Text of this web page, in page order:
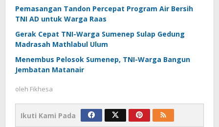
Pemasangan Tandon Percepat Program Air Bersih
TNI AD untuk Warga Raas
Gerak Cepat TNI-Warga Sumenep Sulap Gedung
Madrasah Mathlabul Ulum
Menembus Pelosok Sumenep, TNI-Warga Bangun
Jembatan Matanair
oleh Fikhesa
Ikuti Kami Pada